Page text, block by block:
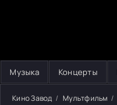
Музыка Концерты
Кино Завод Мультфильм